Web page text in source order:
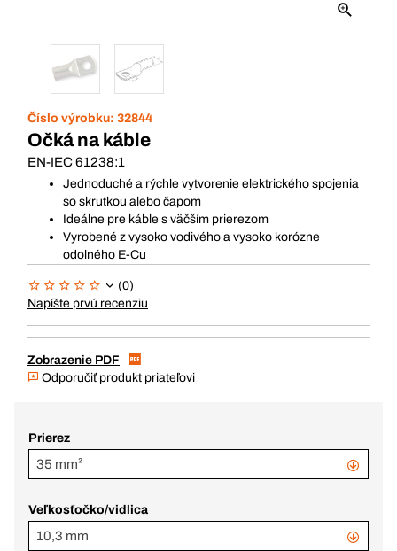
Číslo výrobku: 32844
Očká na káble
EN-IEC 61238:1
Jednoduché a rýchle vytvorenie elektrického spojenia
so skrutkou alebo čapom
Ideálne pre káble s väčším prierezom
Vyrobené z vysoko vodivého a vysoko korózne
odolného E-Cu
(0)
Napíšte prvú recenziu
Zobrazenie PDF
Odporučiť produkt priateľovi
Prierez
35 mm²
Veľkosťočko/vidlica
10,3 mm